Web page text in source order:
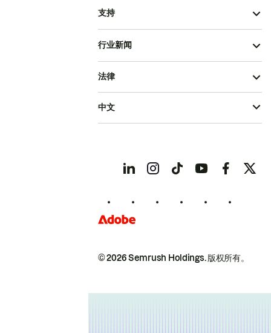
支持
行业新闻
© 2026 Semrush Holdings.版权所有。
法律
中文